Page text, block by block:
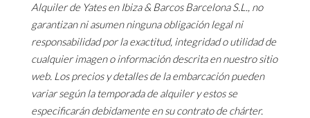
Alquiler de Yates en Ibiza & Barcos Barcelona S.L., no
garantizan ni asumen ninguna obligación legal ni
responsabilidad por la exactitud, integridad o utilidad de
cualquier imagen o información descrita en nuestro sitio
web. Los precios y detalles de la embarcación pueden
variar según la temporada de alquiler y estos se
especificarán debidamente en su contrato de chárter.